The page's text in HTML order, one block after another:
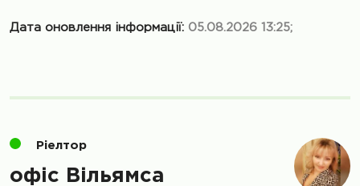
Дата оновлення інформації: 05.08.2026 13:25;
Ріелтор
офіс Вільямса